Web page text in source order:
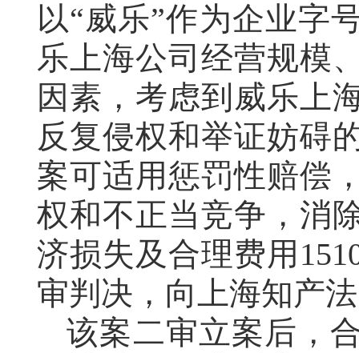
以“威乐”作为企业字
乐上海公司经营规模
因素，考虑到威乐上
反复侵权和举证妨碍
案可适用惩罚性赔偿
权和不正当竞争，消
济损失及合理费用
审判决，向上海知产
该案二审立案后，